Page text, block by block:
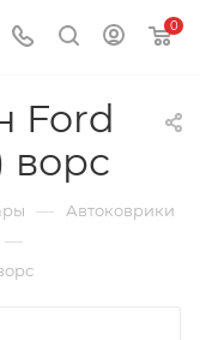
0
Ford
ворс
— Автоковрики
—